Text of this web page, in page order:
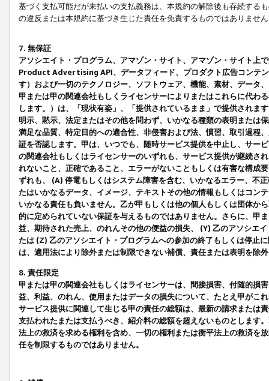
基づく支払可能だが未払いの支払義務は、本規約の解除後も存続する
の違反または本規約に基づき生じた責任を免責するものではありませ
7. 無保証
アソシエイト・プログラム、アマゾン・サイト、アマゾン・サイト上
Product Advertising API、データフィード、プロダクト広告コンテ
す）および一切のテクノロジー、ソフトウェア、機能、素材、データ
甲または甲の関連会社もしくライセンサーによりまたはこれらに代わ
します。）は、「現状有姿」、「提供されているまま」で提供されま
明示、黙示、法定またはその他を問わず、いかなる種類の表明または
満足な品質、特定目的への適合性、非侵害および法、慣習、取引過程
証を否認します。甲は、いつでも、随時サービス提供を中止し、サー
の関連会社もしくはライセンサーのいずれも、サービス提供が継続さ
れないこと、正確であること、エラーがないこともしくは有害な構成
ずれも、 (A) 停電もしくはシステム障害を含む、いかなるエラー、不
たはいかなるデータ、イメージ、テキストその他の情報もしくはコン
いかなる責任も負いません。乙が甲もしくは他の個人もしくは団体か
的に定められていない保証を与えるものではありません。さらに、甲
益、期待された売上、のれんその他の便益の損失、 (Y) 乙のアソシエ
たは (Z) 乙のアソシエイト・プログラムへの参加の終了もしくは停止
は、適用法により除外または制限できない補償、責任または表明を除
8. 責任限定
甲または甲の関連会社もしくはライセンサーは、間接損害、付随的損
益、利益、のれん、使用またはデータの損失について、たとえ甲がこ
サービス提供に関連して生じる甲の責任の総額は、最新の請求または
支払われたまたは支払うべき、紹介料の総額を超えないものとします
法上の救済を求める権利を含め、一切の権利または衡平法上の救済を
任を制限するものではありません。